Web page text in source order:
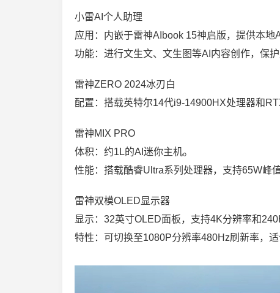
小雷AI个人助理
应用：内嵌于雷神AIbook 15神启版，提供本地
功能：进行文生文、文生图等AI内容创作，保护
雷神ZERO 2024冰刃白
配置：搭载英特尔14代i9-14900HX处理器和
雷神MIX PRO
体积：约1L的AI迷你主机。
性能：搭载酷睿Ultra系列处理器，支持65W峰值
雷神双模OLED显示器
显示：32英寸OLED面板，支持4K分辨率和
特性：可切换至1080P分辨率480Hz刷新率，适